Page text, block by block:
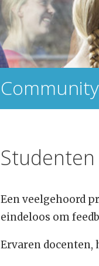
Community
Een veelgehoord
eindeloos om
Ervaren docenten,